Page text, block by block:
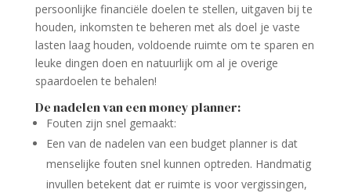
persoonlijke financiële doelen te stellen, uitgaven bij te
houden, inkomsten te beheren met als doel je vaste
lasten laag houden, voldoende ruimte om te sparen en
leuke dingen doen en natuurlijk om al je overige
spaardoelen te behalen!
De nadelen van een money planner:
Fouten zijn snel gemaakt:
Een van de nadelen van een budget planner is dat
menselijke fouten snel kunnen optreden. Handmatig
invullen betekent dat er ruimte is voor vergissingen,